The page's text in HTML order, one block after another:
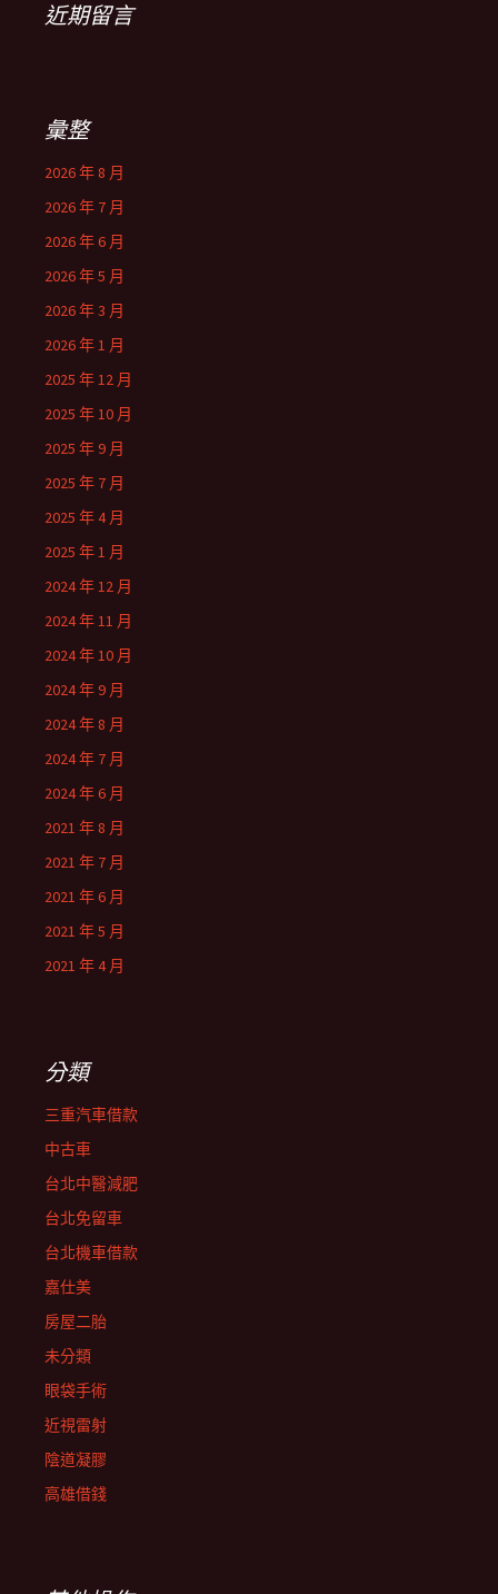
近期留言
彙整
2026 年 8 月
2026 年 7 月
2026 年 6 月
2026 年 5 月
2026 年 3 月
2026 年 1 月
2025 年 12 月
2025 年 10 月
2025 年 9 月
2025 年 7 月
2025 年 4 月
2025 年 1 月
2024 年 12 月
2024 年 11 月
2024 年 10 月
2024 年 9 月
2024 年 8 月
2024 年 7 月
2024 年 6 月
2021 年 8 月
2021 年 7 月
2021 年 6 月
2021 年 5 月
2021 年 4 月
分類
三重汽車借款
中古車
台北中醫減肥
台北免留車
台北機車借款
嘉仕美
房屋二胎
未分類
眼袋手術
近視雷射
陰道凝膠
高雄借錢